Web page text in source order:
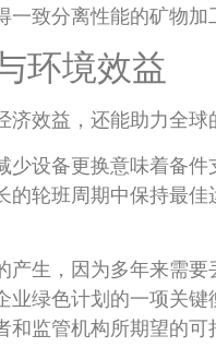
致分离性能的矿物加
环境效益
效益，还能助力全球
设备更换意味着备件
的轮班周期中保持最
生，因为多年来需
绿色计划的一项关键
监管机构所期望的可